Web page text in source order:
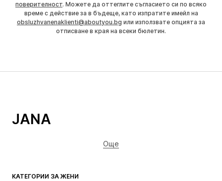
поверителност. Можете да оттеглите съгласието си по всяко
време с действие за в бъдеще, като изпратите имейл на
obsluzhvanenaklienti@aboutyou.bg или използвате опцията за
отписване в края на всеки бюлетин.
КАТЕГОРИИ ЗА ЖЕНИ
JANA
Още